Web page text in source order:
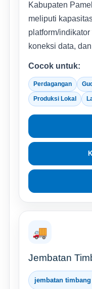
Kabupaten
meliputi
platform/
koneksi data,
Cocok untuk:
Perdagangan
Produksi Lokal
🚚
Jembatan
jembatan